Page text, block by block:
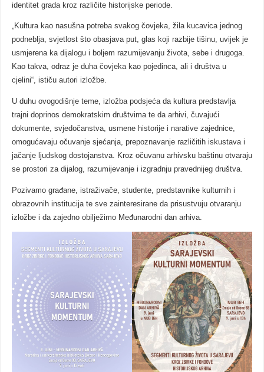
identitet grada kroz različite historijske periode.
„Kultura kao nasušna potreba svakog čovjeka, žila kucavica jednog
podneblja, svjetlost što obasjava put, glas koji razbije tišinu, uvijek je
usmjerena ka dijalogu i boljem razumijevanju života, sebe i drugoga.
Kao takva, odraz je duha čovjeka kao pojedinca, ali i društva u
cjelini“, ističu autori izložbe.
U duhu ovogodišnje teme, izložba podsjeća da kultura predstavlja
trajni doprinos demokratskim društvima te da arhivi, čuvajući
dokumente, svjedočanstva, usmene historije i narative zajednice,
omogućavaju očuvanje sjećanja, prepoznavanje različitih iskustava i
jačanje ljudskog dostojanstva. Kroz očuvanu arhivsku baštinu otvaraju
se prostori za dijalog, razumijevanje i izgradnju pravednijeg društva.
Pozivamo građane, istraživače, studente, predstavnike kulturnih i
obrazovnih institucija te sve zainteresirane da prisustvuju otvaranju
izložbe i da zajedno obilježimo Međunarodni dan arhiva.